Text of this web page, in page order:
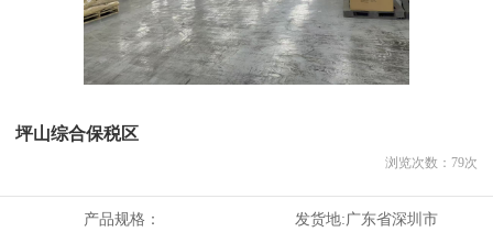
坪山综合保税区
浏览次数： 79次
产品规格： 发货地:广东省深圳市